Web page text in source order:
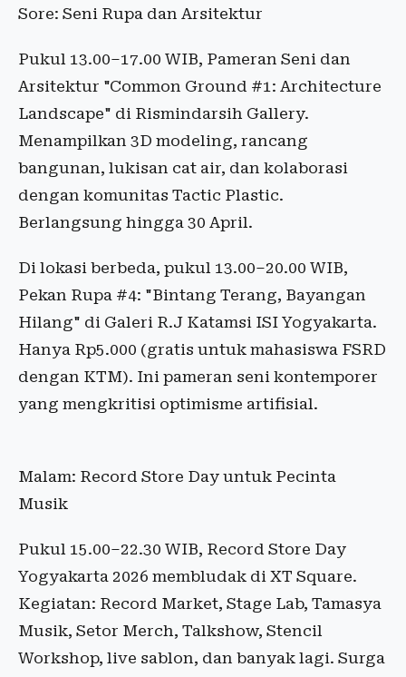
Sore: Seni Rupa dan Arsitektur
Pukul 13.00–17.00 WIB, Pameran Seni dan
Arsitektur "Common Ground #1: Architecture
Landscape" di Rismindarsih Gallery.
Menampilkan 3D modeling, rancang
bangunan, lukisan cat air, dan kolaborasi
dengan komunitas Tactic Plastic.
Berlangsung hingga 30 April.
Di lokasi berbeda, pukul 13.00–20.00 WIB,
Pekan Rupa #4: "Bintang Terang, Bayangan
Hilang" di Galeri R.J Katamsi ISI Yogyakarta.
Hanya Rp5.000 (gratis untuk mahasiswa FSRD
dengan KTM). Ini pameran seni kontemporer
yang mengkritisi optimisme artifisial.
Malam: Record Store Day untuk Pecinta
Musik
Pukul 15.00–22.30 WIB, Record Store Day
Yogyakarta 2026 membludak di XT Square.
Kegiatan: Record Market, Stage Lab, Tamasya
Musik, Setor Merch, Talkshow, Stencil
Workshop, live sablon, dan banyak lagi. Surga